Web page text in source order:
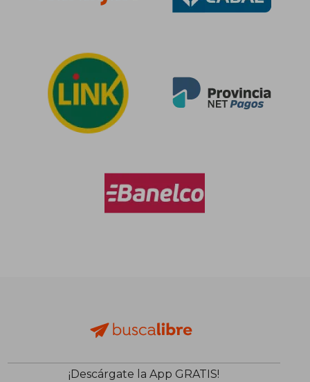
¡Descárgate la App GRATIS!